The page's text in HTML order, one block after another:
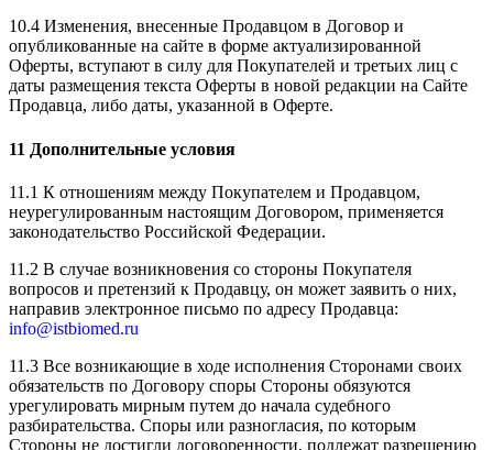
10.4 Изменения, внесенные Продавцом в Договор и
опубликованные на сайте в форме актуализированной
Оферты, вступают в силу для Покупателей и третьих лиц с
даты размещения текста Оферты в новой редакции на Сайте
Продавца, либо даты, указанной в Оферте.
11 Дополнительные условия
11.1 К отношениям между Покупателем и Продавцом,
неурегулированным настоящим Договором, применяется
законодательство Российской Федерации.
11.2 В случае возникновения со стороны Покупателя
вопросов и претензий к Продавцу, он может заявить о них,
направив электронное письмо по адресу Продавца:
info@istbiomed.ru
11.3 Все возникающие в ходе исполнения Сторонами своих
обязательств по Договору споры Стороны обязуются
урегулировать мирным путем до начала судебного
разбирательства. Споры или разногласия, по которым
Стороны не достигли договоренности, подлежат разрешению